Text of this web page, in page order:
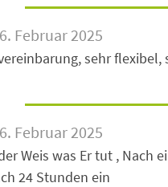
Februar 2025
sehr
Februar 2025
Weis was Er tut , Nach
24 Stunden ein